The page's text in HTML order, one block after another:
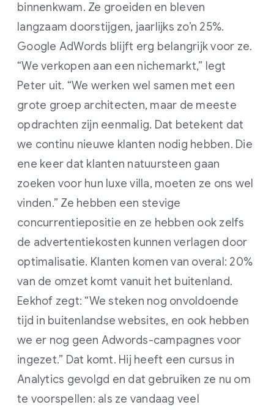
binnenkwam. Ze groeiden en bleven
langzaam doorstijgen, jaarlijks zo’n 25%.
Google AdWords blijft erg belangrijk voor ze.
“We verkopen aan een nichemarkt,” legt
Peter uit. “We werken wel samen met een
grote groep architecten, maar de meeste
opdrachten zijn eenmalig. Dat betekent dat
we continu nieuwe klanten nodig hebben. Die
ene keer dat klanten natuursteen gaan
zoeken voor hun luxe villa, moeten ze ons wel
vinden.” Ze hebben een stevige
concurrentiepositie en ze hebben ook zelfs
de advertentiekosten kunnen verlagen door
optimalisatie. Klanten komen van overal: 20%
van de omzet komt vanuit het buitenland.
Eekhof zegt: “We steken nog onvoldoende
tijd in buitenlandse websites, en ook hebben
we er nog geen Adwords-campagnes voor
ingezet.” Dat komt. Hij heeft een cursus in
Analytics gevolgd en dat gebruiken ze nu om
te voorspellen: als ze vandaag veel